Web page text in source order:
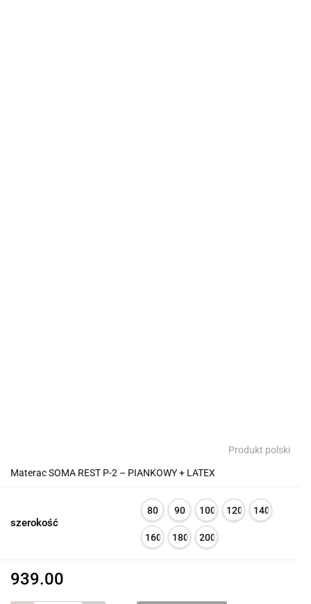
Produkt polski
Materac SOMA REST P-2 – PIANKOWY + LATEX
szerokość
80 90 100 120 140
160 180 200
939.00